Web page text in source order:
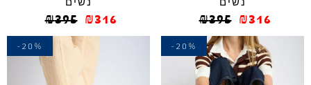
₪395 ₪316
₪395 ₪316
-20%
-20%